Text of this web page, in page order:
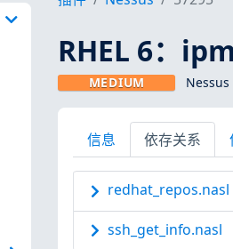
RHEL 6：
MEDIUM Nessus
信息 依存关系
redhat_repos.nasl
ssh_get_info.nasl